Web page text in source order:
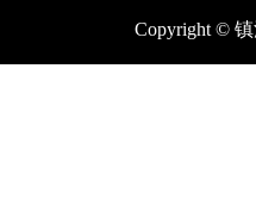
Copyright ©